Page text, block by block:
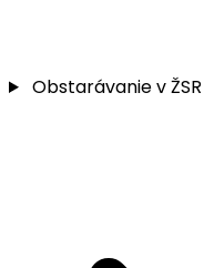
Obstarávanie v ŽSR